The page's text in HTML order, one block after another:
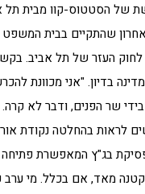
של הסטטוס-קוו מבית תל
שהתקיים בבית
העזר של תל אביב.
בדיון. "אני מכוונת
בידי שר הפנים, ודבר לא
פתיחה של 164 בתי עסק – תיאלץ עריית תל אביב לסגור כ
קטנה מאד, אם בכלל. מי